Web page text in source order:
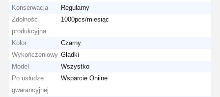
Konserwacja
Regularny
Zdolność
produkcyjna
1000pcs/miesiąc
Kolor
Czarny
Wykończeniowy Gładki
Model
Wszystko
Po usłudze
gwarancyjnej
Wsparcie Oniine